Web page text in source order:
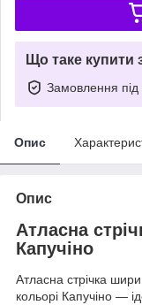
Що таке купити
Замовлення під
Опис
Опис
Атласна
Капучіно
Атласна стрічка
кольорі Капучіно —